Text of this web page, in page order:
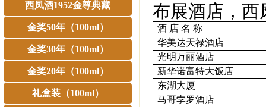
西凤酒1952金尊典藏
金奖50年（100ml）
金奖30年（100ml）
金奖20年（100ml）
礼盒装（100ml）
布展酒店，
酒 店 名 称
华美达天禄酒店
光明万丽酒店
新华诺富特大饭店
东湖大厦
马哥孛罗酒店